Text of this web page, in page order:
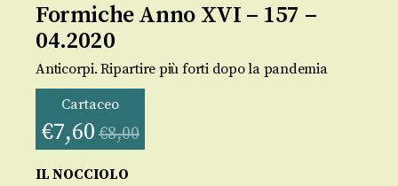
Formiche Anno XVI – 157 –
04.2020
Anticorpi. Ripartire più forti dopo la pandemia
Cartaceo
€7,60 €8,00
IL NOCCIOLO